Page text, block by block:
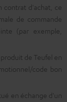
contrat d'achat, ce
de commande
(par exemple,
de Teufel en
code bon
en échange d'un